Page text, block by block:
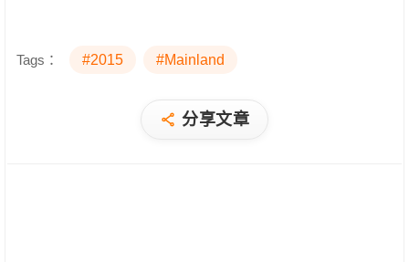
Tags： #2015 #Mainland
分享文章